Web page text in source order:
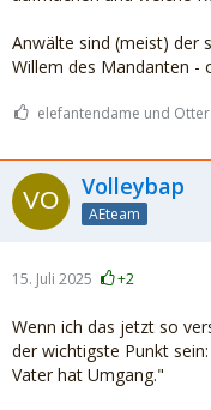
Anwälte sind (meist) der
Willem des Mandanten -
elefantendame und
Volleybap
AEteam
15. Juli 2025 +2
Wenn ich das jetzt so
der wichtigste Punkt
Vater hat Umgang."